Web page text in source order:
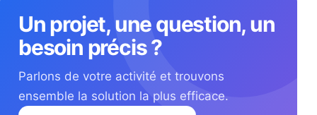
Un projet, une question, un
besoin précis ?
Parlons de votre activité et trouvons
ensemble la solution la plus efficace.